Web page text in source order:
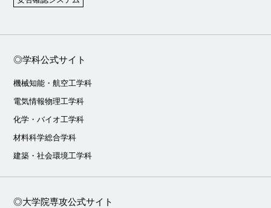
◎学科公式サイト
機械知能・航空工学科
電気情報物理工学科
化学・バイオ工学科
材料科学総合学科
建築・社会環境工学科
◎大学院専攻公式サイト